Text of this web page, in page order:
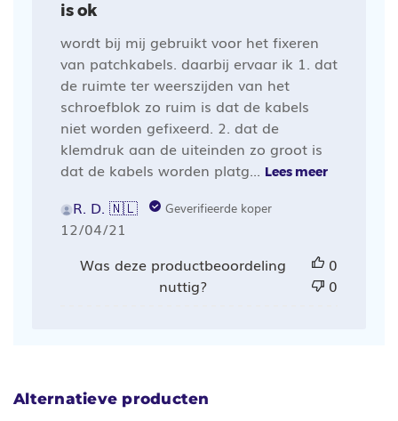
is ok
wordt bij mij gebruikt voor het fixeren
van patchkabels. daarbij ervaar ik 1. dat
de ruimte ter weerszijden van het
schroefblok zo ruim is dat de kabels
niet worden gefixeerd. 2. dat de
klemdruk aan de uiteinden zo groot is
dat de kabels worden platg... Lees meer
R. D. 🇳🇱 Geverifieerde koper
Publicatiedatum
12/04/21
Was deze productbeoordeling
nuttig?
0
0
Alternatieve producten